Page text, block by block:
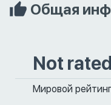
Общая
Not rated
Мировой